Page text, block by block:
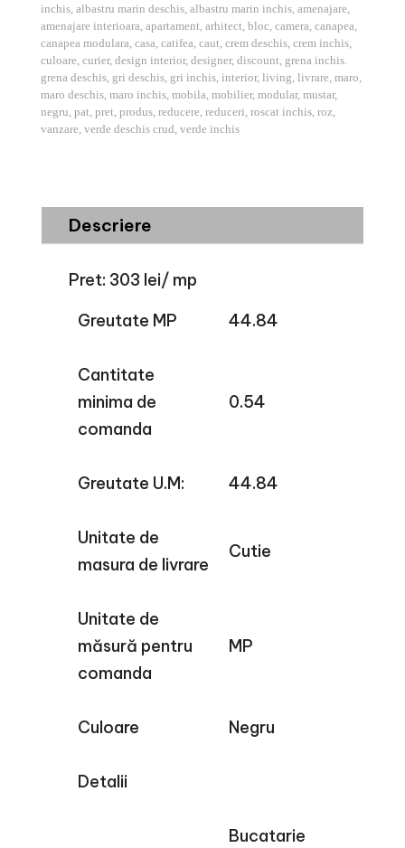
inchis, albastru marin deschis, albastru marin inchis, amenajare,
amenajare interioara, apartament, arhitect, bloc, camera, canapea,
canapea modulara, casa, catifea, caut, crem deschis, crem inchis,
culoare, curier, design interior, designer, discount, grena inchis.
grena deschis, gri deschis, gri inchis, interior, living, livrare, maro,
maro deschis, maro inchis, mobila, mobilier, modular, mustar,
negru, pat, pret, produs, reducere, reduceri, roscat inchis, roz,
vanzare, verde deschis crud, verde inchis
Descriere
Pret: 303 lei/ mp
Greutate MP
44.84
Cantitate
minima de
comanda
0.54
Greutate U.M: 44.84
Unitate de
masura de livrare
Cutie
Unitate de
măsură pentru
comanda
MP
Culoare Negru
Detalii
Bucatarie